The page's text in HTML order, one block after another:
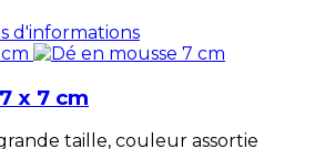
d'informations
x 7 cm
taille, couleur assortie